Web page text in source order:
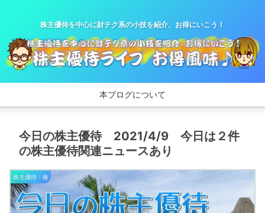
株主優待を中心に財テク系の小技を紹介、お得にいこう！
本ブログについて
今日の株主優待 2021/4/9 今日は２件
の株主優待関連ニュースあり
株主優待・株